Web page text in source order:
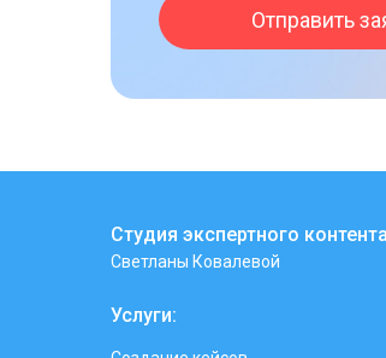
Отправить
Услуги:
Светланы Ковалевой
Студия экспертного контента